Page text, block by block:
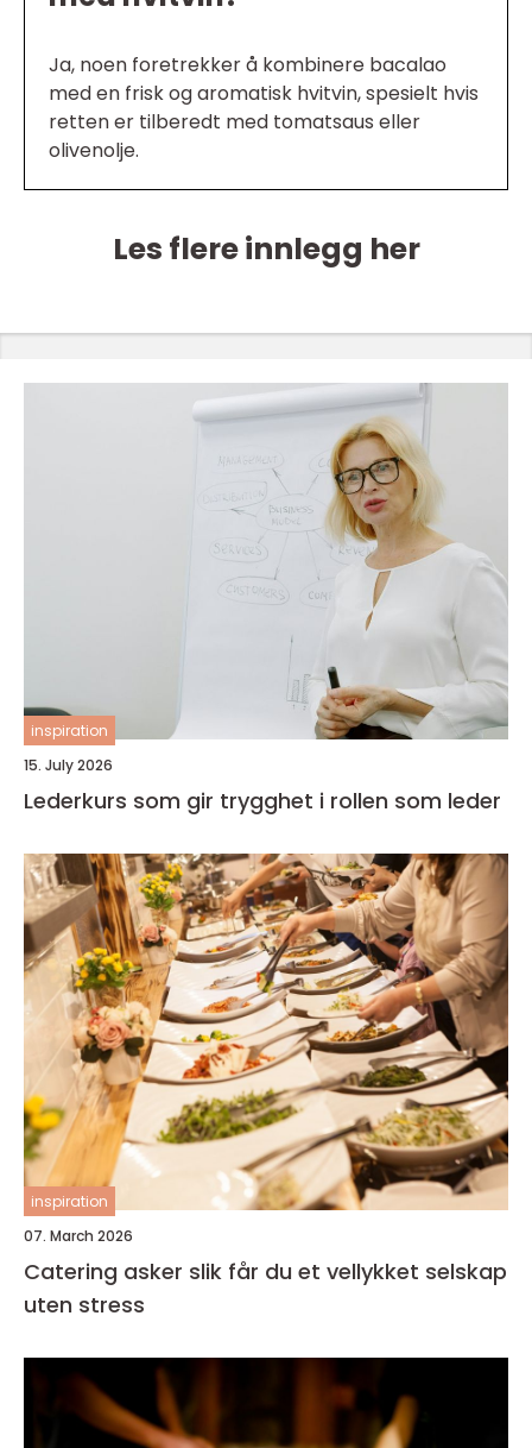
Ja, noen foretrekker å kombinere bacalao
med en frisk og aromatisk hvitvin, spesielt hvis
retten er tilberedt med tomatsaus eller
olivenolje.
Les flere innlegg her
inspiration
15. July 2026
Lederkurs som gir trygghet i rollen som leder
inspiration
07. March 2026
Catering asker slik får du et vellykket selskap
uten stress